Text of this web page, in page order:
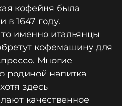
кофейня была
в 1647 году.
именно итальянцы
кофемашину для
Многие
родиной напитка
здесь
качественное